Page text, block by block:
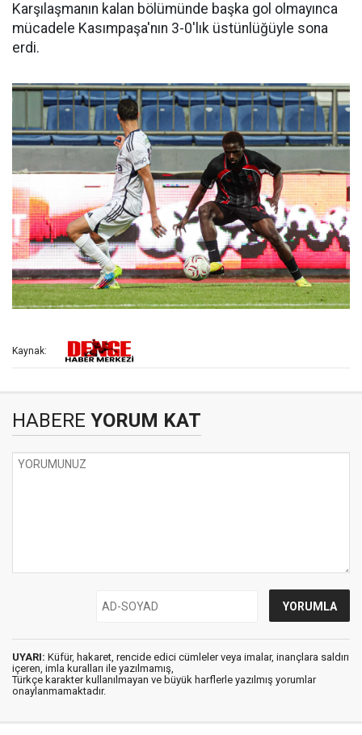
Karşılaşmanın kalan bölümünde başka gol olmayınca
mücadele Kasımpaşa'nın 3-0'lık üstünlüğüyle sona
erdi.
Kaynak:
HABERE YORUM KAT
UYARI: Küfür, hakaret, rencide edici cümleler veya imalar, inançlara saldırı
içeren, imla kuralları ile yazılmamış,
Türkçe karakter kullanılmayan ve büyük harflerle yazılmış yorumlar
onaylanmamaktadır.